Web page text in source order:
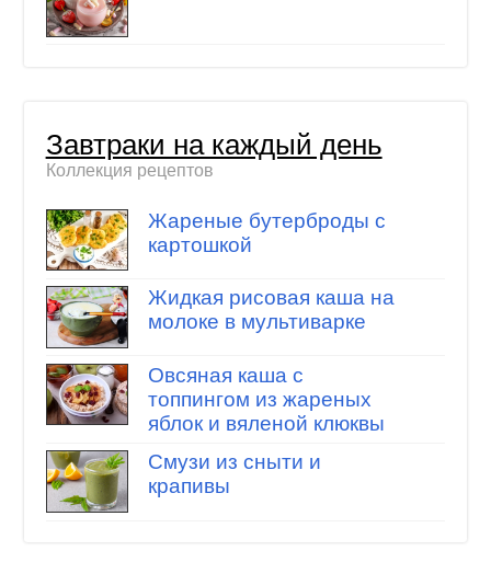
Завтраки на каждый день
Коллекция рецептов
Жареные бутерброды с
картошкой
Жидкая рисовая каша на
молоке в мультиварке
Овсяная каша с
топпингом из жареных
яблок и вяленой клюквы
Смузи из сныти и
крапивы